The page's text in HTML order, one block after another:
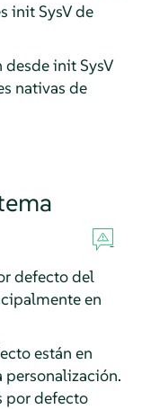
init SysV de
init SysV
nativas de
defecto del
en
están en
personalización.
por defecto